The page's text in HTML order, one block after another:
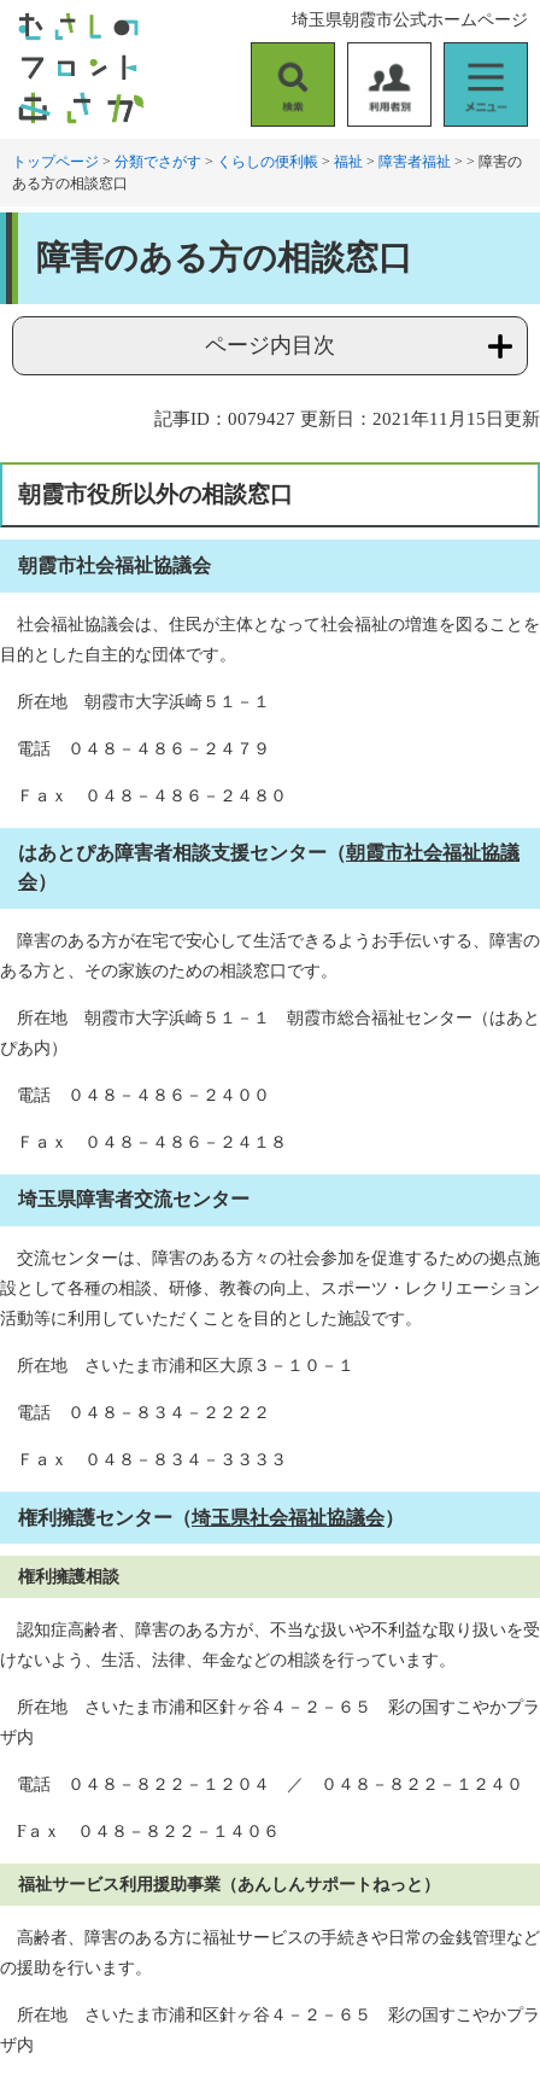
す
。
し
て
索
用
者
ニ
ュ
埼玉県朝霞市公式ホームページ
トップページ > 分類でさがす > くらしの便利帳 > 福祉 > 障害者福祉 > > 障害の
ある方の相談窓口
障害のある方の相談窓口
ページ内目次
記事ID：0079427 更新日：2021年11月15日更新
朝霞市役所以外の相談窓口
朝霞市社会福祉協議会
社会福祉協議会は、住民が主体となって社会福祉の増進を図ることを
目的とした自主的な団体です。
所在地 朝霞市大字浜崎５１－１
電話 ０４８－４８６－２４７９
Ｆａｘ ０４８－４８６－２４８０
はあとぴあ障害者相談支援センター（朝霞市社会福祉協議
会）
障害のある方が在宅で安心して生活できるようお手伝いする、障害の
ある方と、その家族のための相談窓口です。
所在地 朝霞市大字浜崎５１－１ 朝霞市総合福祉センター（はあと
ぴあ内）
電話 ０４８－４８６－２４００
Ｆａｘ ０４８－４８６－２４１８
埼玉県障害者交流センター
交流センターは、障害のある方々の社会参加を促進するための拠点施
設として各種の相談、研修、教養の向上、スポーツ・レクリエーション
活動等に利用していただくことを目的とした施設です。
所在地 さいたま市浦和区大原３－１０－１
電話 ０４８－８３４－２２２２
Ｆａｘ ０４８－８３４－３３３３
権利擁護センター（埼玉県社会福祉協議会）
権利擁護相談
認知症高齢者、障害のある方が、不当な扱いや不利益な取り扱いを受
けないよう、生活、法律、年金などの相談を行っています。
所在地 さいたま市浦和区針ヶ谷４－２－６５ 彩の国すこやかプラ
ザ内
電話 ０４８－８２２－１２０４ ／ ０４８－８２２－１２４０
Fａｘ ０４８－８２２－１４０６
福祉サービス利用援助事業（あんしんサポートねっと）
高齢者、障害のある方に福祉サービスの手続きや日常の金銭管理など
の援助を行います。
所在地 さいたま市浦和区針ヶ谷４－２－６５ 彩の国すこやかプラ
ザ内